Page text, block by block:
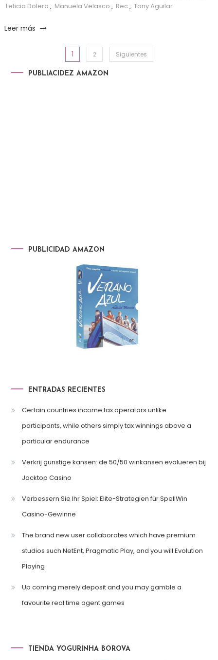
Leticia Dolera , Manuela Velasco , Rec , Tony Aguilar
Leer más
Paginación de entradas
1 2 Siguientes
PUBLIACIDEZ AMAZON
PUBLICIDAD AMAZON
ENTRADAS RECIENTES
Certain countries income tax operators unlike
participants, while others simply tax winnings above a
particular endurance
Verkrij gunstige kansen: de 50/50 winkansen evalueren bij
Jacktop Casino
Verbessern Sie Ihr Spiel: Elite-Strategien für SpellWin
Casino-Gewinne
The brand new user collaborates which have premium
studios such NetEnt, Pragmatic Play, and you will Evolution
Playing
Up coming merely deposit and you may gamble a
favourite real time agent games
TIENDA YOGURINHA BOROVA